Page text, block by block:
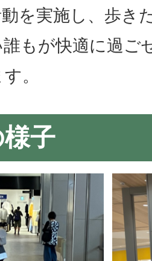
を実施し、歩き
もが快適に過ご
。
子